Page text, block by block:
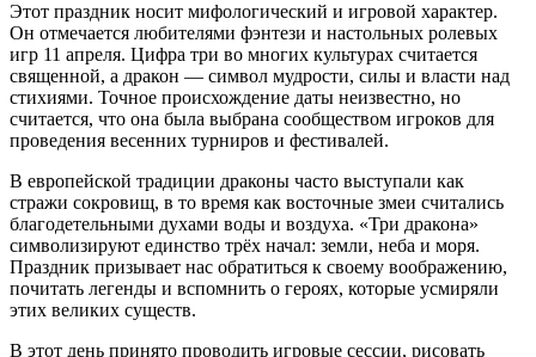
Этот праздник носит мифологический и игровой характер.
Он отмечается любителями фэнтези и настольных ролевых
игр 11 апреля. Цифра три во многих культурах считается
священной, а дракон — символ мудрости, силы и власти над
стихиями. Точное происхождение даты неизвестно, но
считается, что она была выбрана сообществом игроков для
проведения весенних турниров и фестивалей.
В европейской традиции драконы часто выступали как
стражи сокровищ, в то время как восточные змеи считались
благодетельными духами воды и воздуха. «Три дракона»
символизируют единство трёх начал: земли, неба и моря.
Праздник призывает нас обратиться к своему воображению,
почитать легенды и вспомнить о героях, которые усмиряли
этих великих существ.
В этот день принято проводить игровые сессии, рисовать